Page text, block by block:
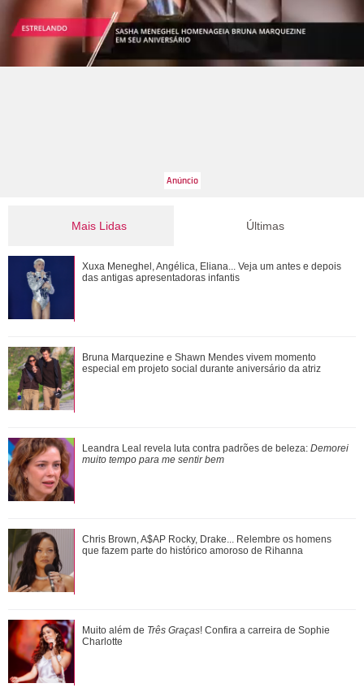
Mais Lidas
Vanessa Gerbelli, Adriana Esteves, Eduardo Moscovis...
Veja um antes e depois do elenco de O ...
Relembre as vezes que Virginia Fonseca deu um fim a
polêmicas sem rebater diretamente os fat...
Agrado e Eduarda são prejudicadas pela proximidade com
João Raul. Saiba o que vai acontece...
Ana Rosa celebra volta às novelas após 10 anos e fala da
amizade com Dedé Santana
Xuxa Meneghel, Angélica, Eliana... Veja um antes e depois
das antigas apresentadoras infanti...
Últimas
Xuxa Meneghel, Angélica, Eliana... Veja um antes e depois
das antigas apresentadoras infantis
Bruna Marquezine e Shawn Mendes vivem momento
especial em projeto social durante aniversário da atriz
Leandra Leal revela luta contra padrões de beleza: Demorei
muito tempo para me sentir bem
Chris Brown, A$AP Rocky, Drake... Relembre os homens
que fazem parte do histórico amoroso de Rihanna
Muito além de Três Graças! Confira a carreira de Sophie
Charlotte